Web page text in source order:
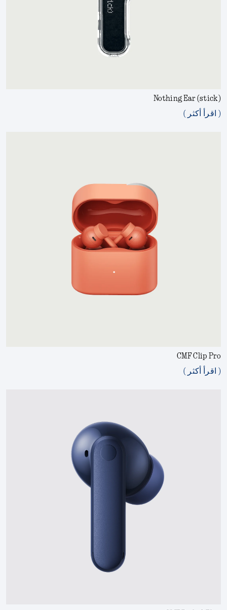
Nothing Ear (stick)
( اقرأ أكثر )
CMF Clip Pro
( اقرأ أكثر )